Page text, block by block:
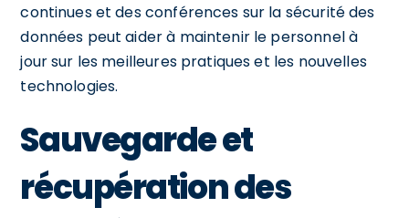
continues et des conférences sur la sécurité des
données peut aider à maintenir le personnel à
jour sur les meilleures pratiques et les nouvelles
technologies.
Sauvegarde et
récupération des